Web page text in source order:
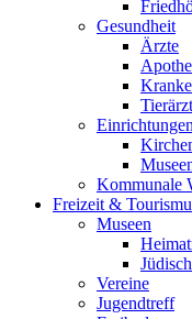
Gesundheit
Ärzte
Einrichtungen
Kommunale
Freizeit &
Museen
Vereine
Jugendtreff